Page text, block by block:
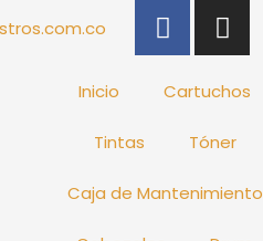
F
a
c
e
o
k
I
n
s
t
g
r
a
Inicio Cartuchos
Tintas Tóner
Caja de Mantenimiento